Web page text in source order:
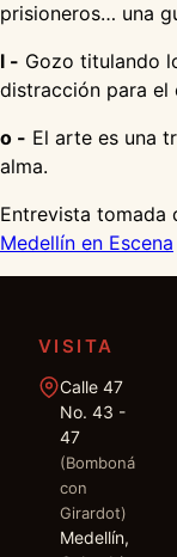
prisioneros… una
l - Gozo titulando
distracción para el
o - El arte es una
alma.
Entrevista tomada
Medellín en Escena
VISITA
Calle 47
No. 43 -
47
(Bomboná
con
Girardot)
Medellín,